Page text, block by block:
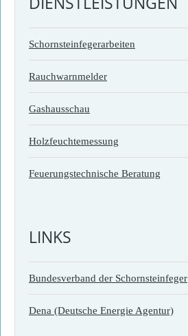
Schornsteinfegerarbeiten
Rauchwarnmelder
Gashausschau
Holzfeuchtemessung
Feuerungstechnische Beratung
LINKS
Bundesverband der Schornsteinfeger
Dena (Deutsche Energie Agentur)